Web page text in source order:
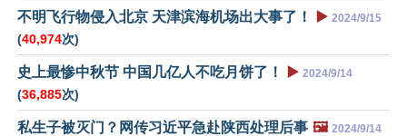
不明飞行物侵入北京 天津滨海机场出大事了！ ▶️ 2024/9/15
(40,974次)
史上最惨中秋节 中国几亿人不吃月饼了！ ▶️ 2024/9/14
(36,885次)
私生子被灭门？网传习近平急赴陕西处理后事 🖼️ 2024/9/14